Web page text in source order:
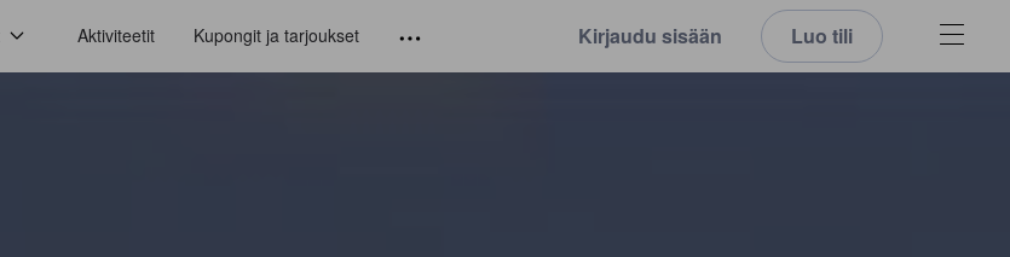
Aktiviteetit Kupongit ja tarjoukset Kirjaudu sisään Luo tili